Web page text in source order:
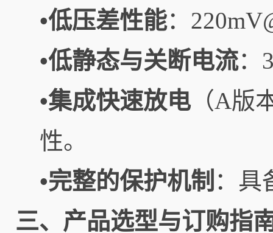
•低压差性能：
•低静态与关断电流：
•集成快速放电（A版
性。
•完整的保护机制 ：具
三、产品选型与订购指